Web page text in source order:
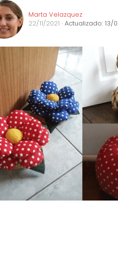
Marta Velazquez
22/11/2021 · Actualizado: 13/